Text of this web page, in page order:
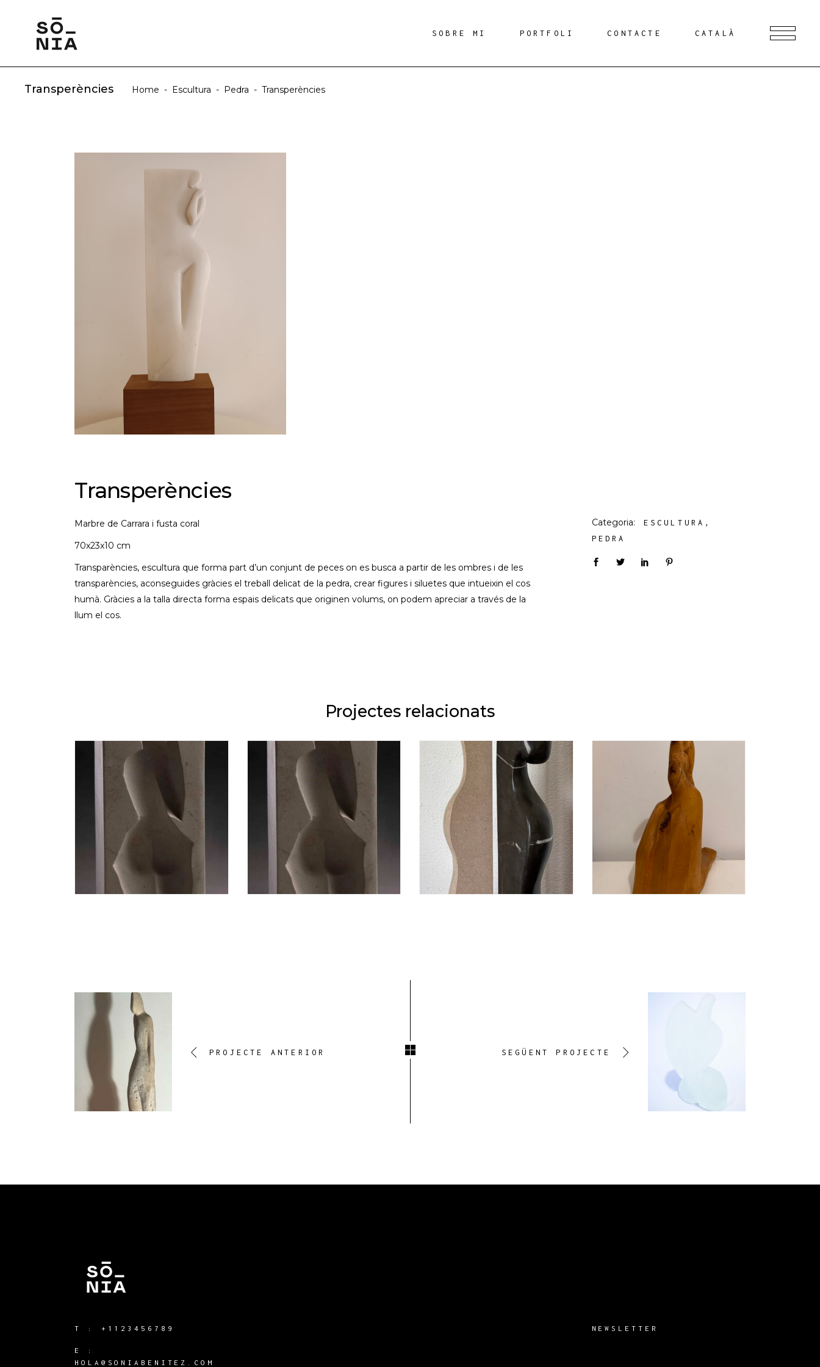
SOBRE MI PORTFOLI CONTACTE CATALÀ
Transperències Home - Escultura - Pedra - Transperències
Transperències
Marbre de Carrara i fusta coral
70x23x10 cm
Transparències, escultura que forma part d’un conjunt de peces on es busca a partir de les ombres i de les
transparències, aconseguides gràcies el treball delicat de la pedra, crear figures i siluetes que intueixin el cos
humà. Gràcies a la talla directa forma espais delicats que originen volums, on podem apreciar a través de la
llum el cos.
Categoria:
ESCULTURA
PEDRA
Projectes relacionats
PROJECTE ANTERIOR SEGÜENT PROJECTE
T : +1123456789
E :
HOLA@SONIABENITEZ.COM
NEWSLETTER